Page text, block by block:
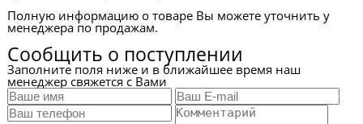
Полную информацию о товаре Вы можете уточнить у
менеджера по продажам.
Сообщить о поступлении
Заполните поля ниже и в ближайшее время наш
менеджер свяжется с Вами